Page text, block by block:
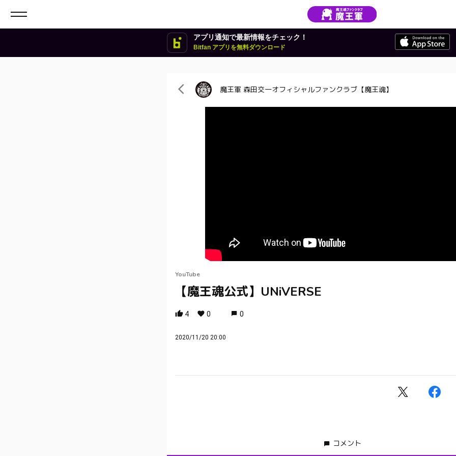
アプリ通知で最新情報をチェック！
Bitfan アプリを無料ダウンロード
魔王軍 森田交一オフィシャルファンクラブ【魔王魂】
YouTube
【魔王魂公式】UNiVERSE
4 0 0
2020/11/20 20:00
コメント